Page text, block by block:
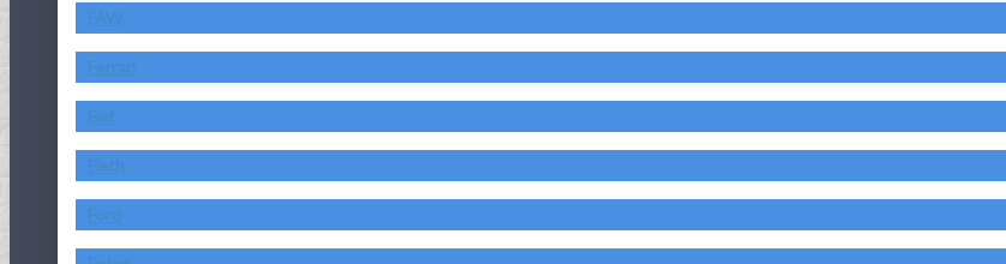
FAW
Ferrari
Fiat
Fiath
Ford